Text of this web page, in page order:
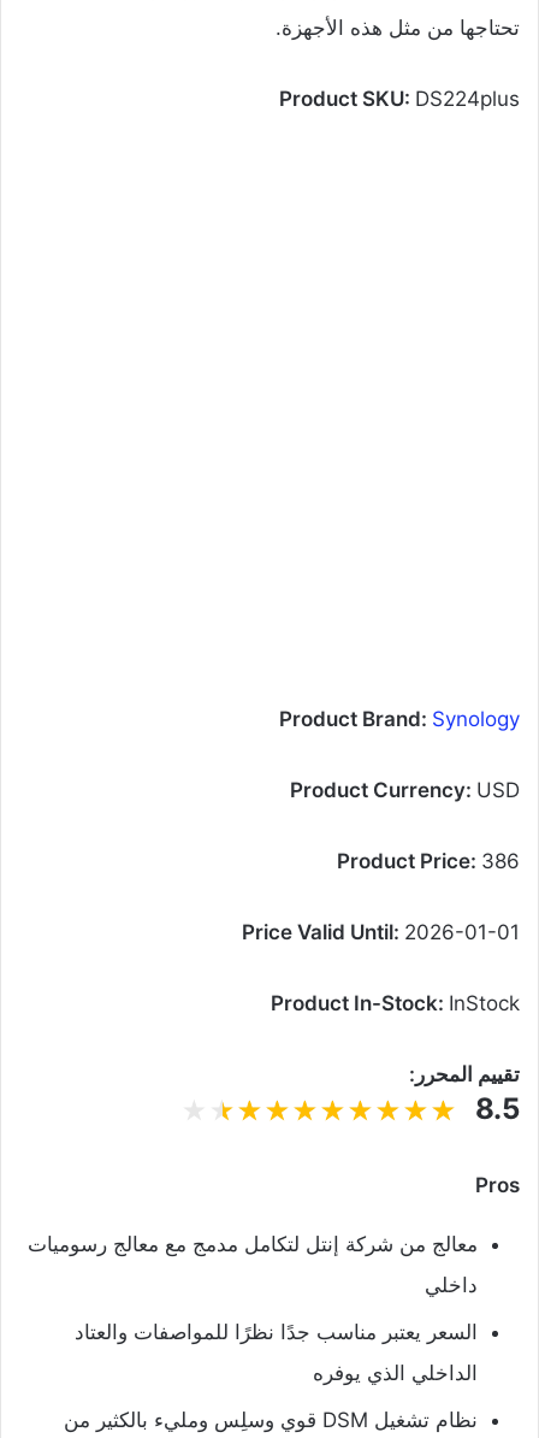
تحتاجها من مثل هذه الأجهزة.
Product SKU: DS224plus
Product Brand: Synology
Product Currency: USD
Product Price: 386
Price Valid Until: 2026-01-01
Product In-Stock: InStock
تقييم المحرر:
8.5
Pros
معالج من شركة إنتل لتكامل مدمج مع معالج رسوميات
داخلي
السعر يعتبر مناسب جدًا نظرًا للمواصفات والعتاد
الداخلي الذي يوفره
نظام تشغيل DSM قوي وسلِس ومليء بالكثير من